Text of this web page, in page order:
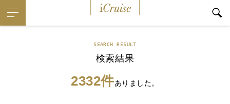
SEARCH RESULT
検索結果
2332件ありました。